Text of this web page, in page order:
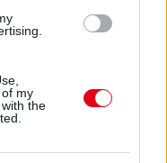
my
the
a Cadillac